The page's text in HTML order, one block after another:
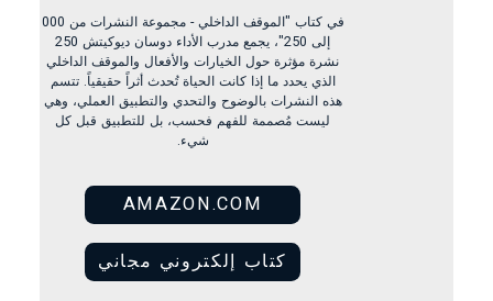
في كتاب "الموقف الداخلي - مجموعة النشرات من 000
إلى 250"، يجمع مدرب الأداء دوسان ديوكيتش 250
نشرة مؤثرة حول الخيارات والأفعال والموقف الداخلي
الذي يحدد ما إذا كانت الحياة تُحدث أثراً حقيقياً. تتسم
هذه النشرات بالوضوح والتحدي والتطبيق العملي، وهي
ليست مُصممة للفهم فحسب، بل للتطبيق قبل كل
شيء.
AMAZON.COM
كتاب إلكتروني مجاني